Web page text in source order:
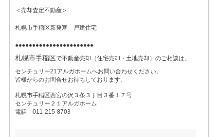
早く
売りたい
高く
売りたい
秘密に
＜売却査定不動産＞
札幌市手稲区新発寒 戸建住宅
●●●●●●●●●●●●●●●●●●●●●●●
札幌市手稲区で不動産売却（住宅売却・土地売却）のご相談は、
センチュリー21アルガホームへお問い合わせください。
皆様からのお問合せお待ちしております。
札幌市手稲区西宮の沢３条３丁目３番１７号
センチュリー２１アルガホーム
電話 011-215-8703